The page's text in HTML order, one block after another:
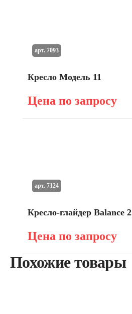
Кресло Модель 11
Цена по запросу
арт. 7093
Кресло-глайдер Balance 2
Цена по запросу
арт. 7124
Похожие товары